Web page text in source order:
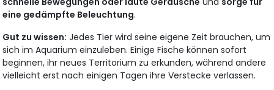
eine gedämpfte Beleuchtung.
Gut zu wissen: Jedes Tier wird seine eigene Zeit brauchen, um
sich im Aquarium einzuleben. Einige Fische können sofort
beginnen, ihr neues Territorium zu erkunden, während andere
vielleicht erst nach einigen Tagen ihre Verstecke verlassen.